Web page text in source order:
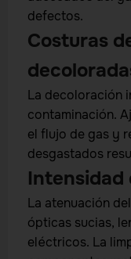
defectos.
Costuras
La decoloración
contaminación.
el flujo de gas y
desgastados
Intensidad
La atenuación
ópticas sucias,
eléctricos. La